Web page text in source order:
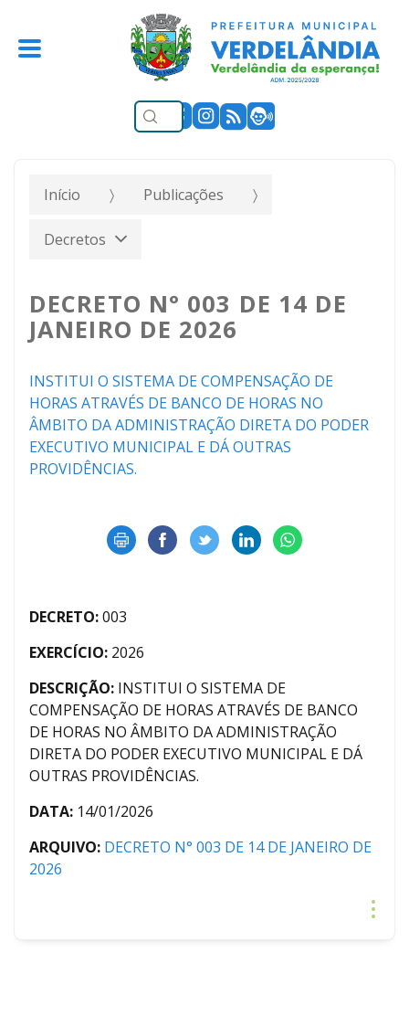
Início Publicações
Decretos
DECRETO N° 003 DE 14 DE
JANEIRO DE 2026
INSTITUI O SISTEMA DE COMPENSAÇÃO DE
HORAS ATRAVÉS DE BANCO DE HORAS NO
ÂMBITO DA ADMINISTRAÇÃO DIRETA DO PODER
EXECUTIVO MUNICIPAL E DÁ OUTRAS
PROVIDÊNCIAS.
DECRETO:003
EXERCÍCIO: 2026
DESCRIÇÃO: INSTITUI O SISTEMA DE
COMPENSAÇÃO DE HORAS ATRAVÉS DE BANCO
DE HORAS NO ÂMBITO DA ADMINISTRAÇÃO
DIRETA DO PODER EXECUTIVO MUNICIPAL E DÁ
OUTRAS PROVIDÊNCIAS.
DATA: 14/01/2026
ARQUIVO: DECRETO N° 003 DE 14 DE JANEIRO DE
2026